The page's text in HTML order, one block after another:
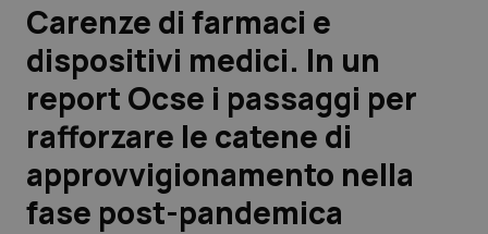
Scienza e Farmaci
Studi e Analisi
Lettere al direttore
Edizioni Regionali
Carenze di farmaci e
dispositivi medici. In un
report Ocse i passaggi per
rafforzare le catene di
approvvigionamento nella
fase post-pandemica